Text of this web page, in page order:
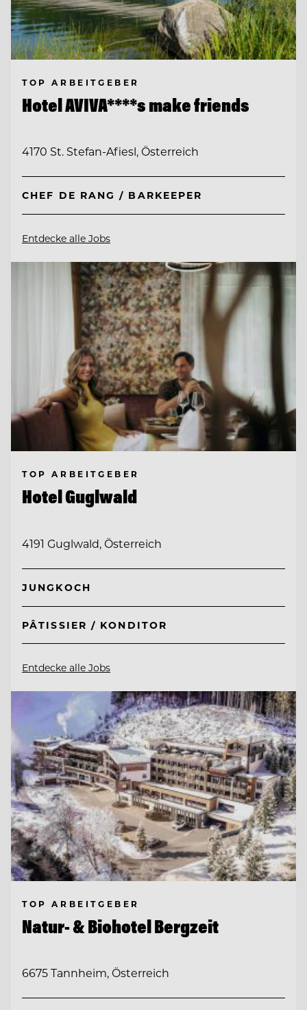
TOP ARBEITGEBER
Hotel AVIVA****s make friends
4170 St. Stefan-Afiesl, Österreich
CHEF DE RANG / BARKEEPER
Entdecke alle Jobs
TOP ARBEITGEBER
Hotel Guglwald
4191 Guglwald, Österreich
JUNGKOCH
PÂTISSIER / KONDITOR
Entdecke alle Jobs
TOP ARBEITGEBER
Natur- & Biohotel Bergzeit
6675 Tannheim, Österreich